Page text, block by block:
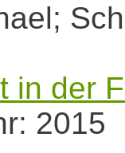
in der
2015